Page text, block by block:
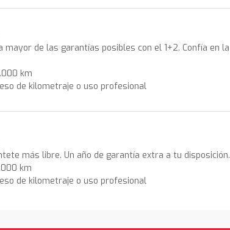
mayor de las garantías posibles con el 1+2. Confía en la
km
de kilometraje o uso profesional
más libre. Un año de garantía extra a tu disposición.
km
de kilometraje o uso profesional